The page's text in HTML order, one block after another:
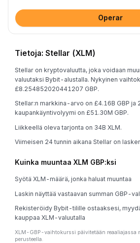
Operar
Tietoja: Stellar (XLM)
Stellar on kryptovaluutta, joka voidaan
valuutaksi Bybit-alustalla. Nykyinen
£8.254852020441207 GBP.
Stellar:n markkina-arvo on £4.16B GBP ja
kaupankäyntivolyymi on £51.30M GBP.
Liikkeellä oleva tarjonta on 34B XLM.
Viimeisen 24 tunnin aikana Stellar on
Kuinka muuntaa XLM GBP:ksi
Syötä XLM-määrä, jonka haluat muuntaa
Laskin näyttää vastaavan summan GBP-
Rekisteröidy Bybit-tilille ostaaksesi,
kauppaa XLM-valuutalla
XLM-GBP-vaihtokurssi päivitetään reaaliajassa
perusteella.